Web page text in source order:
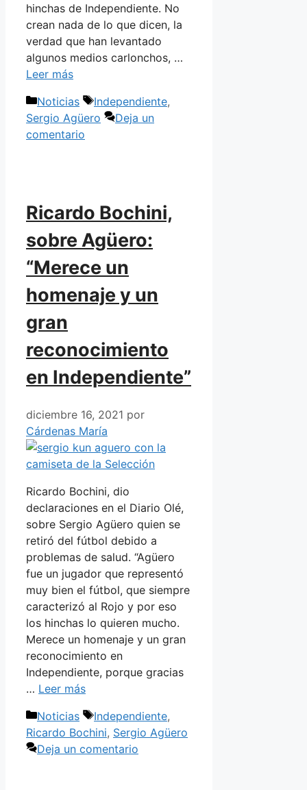
hinchas de Independiente. No
crean nada de lo que dicen, la
verdad que han levantado
algunos medios carlonchos, …
Leer más
Categorías
Noticias Etiquetas
Independiente,
Sergio Agüero
Deja un
comentario
Ricardo Bochini,
sobre Agüero:
“Merece un
homenaje y un
gran
reconocimiento
en Independiente”
diciembre 16, 2021 por
Cárdenas María
Ricardo Bochini, dio
declaraciones en el Diario Olé,
sobre Sergio Agüero quien se
retiró del fútbol debido a
problemas de salud. “Agüero
fue un jugador que representó
muy bien el fútbol, que siempre
caracterizó al Rojo y por eso
los hinchas lo quieren mucho.
Merece un homenaje y un gran
reconocimiento en
Independiente, porque gracias
… Leer más
Categorías
Noticias Etiquetas
Independiente,
Ricardo Bochini, Sergio Agüero
Deja un comentario